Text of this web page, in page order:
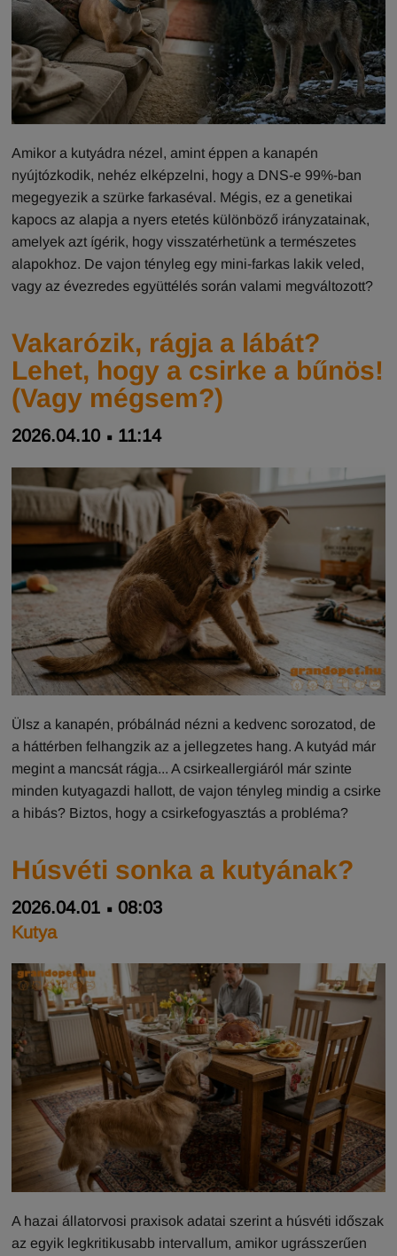
Amikor a kutyádra nézel, amint éppen a kanapén
nyújtózkodik, nehéz elképzelni, hogy a DNS-e 99%-ban
megegyezik a szürke farkaséval. Mégis, ez a genetikai
kapocs az alapja a nyers etetés különböző irányzatainak,
amelyek azt ígérik, hogy visszatérhetünk a természetes
alapokhoz. De vajon tényleg egy mini-farkas lakik veled,
vagy az évezredes együttélés során valami megváltozott?
Vakarózik, rágja a lábát?
Lehet, hogy a csirke a bűnös!
(Vagy mégsem?)
2026.04.10 11:14
Ülsz a kanapén, próbálnád nézni a kedvenc sorozatod, de
a háttérben felhangzik az a jellegzetes hang. A kutyád már
megint a mancsát rágja... A csirkeallergiáról már szinte
minden kutyagazdi hallott, de vajon tényleg mindig a csirke
a hibás? Biztos, hogy a csirkefogyasztás a probléma?
Húsvéti sonka a kutyának?
2026.04.01
08:03
Kutya
A hazai állatorvosi praxisok adatai szerint a húsvéti időszak
az egyik legkritikusabb intervallum, amikor ugrásszerűen